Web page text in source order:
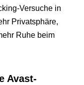
Versuche in
Privatsphäre,
Ruhe beim
Avast-